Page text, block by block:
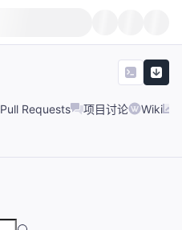
Pull Requests 项目讨论 Wiki